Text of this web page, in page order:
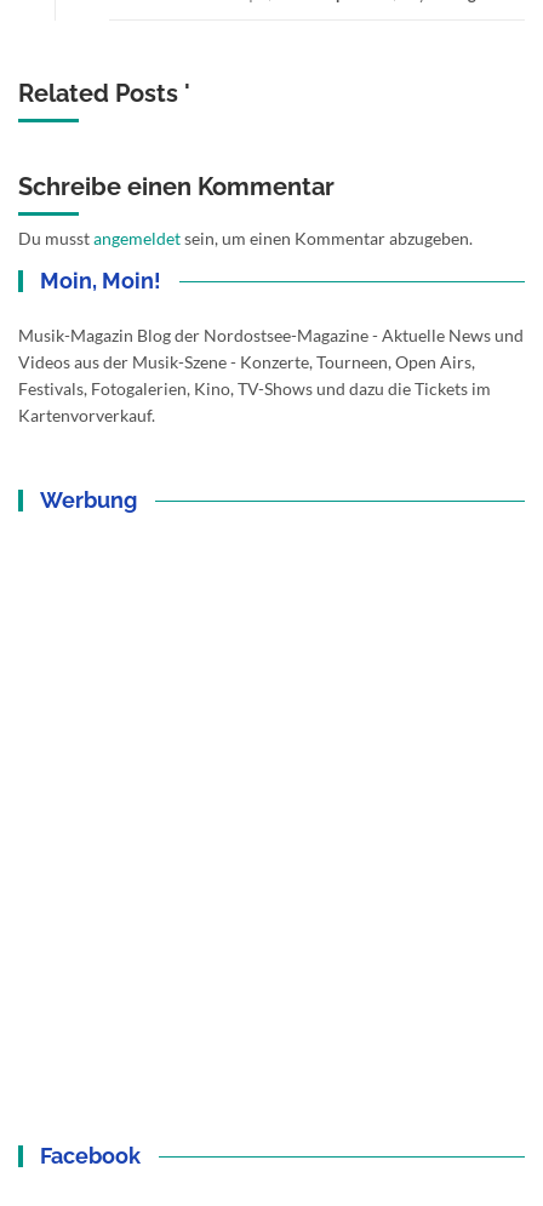
Related Posts '
Schreibe einen Kommentar
Du musstangemeldetsein, um einen Kommentar abzugeben.
Moin, Moin!
Musik-Magazin Blog der Nordostsee-Magazine - Aktuelle News und
Videos aus der Musik-Szene - Konzerte, Tourneen, Open Airs,
Festivals, Fotogalerien, Kino, TV-Shows und dazu die Tickets im
Kartenvorverkauf.
Werbung
Facebook